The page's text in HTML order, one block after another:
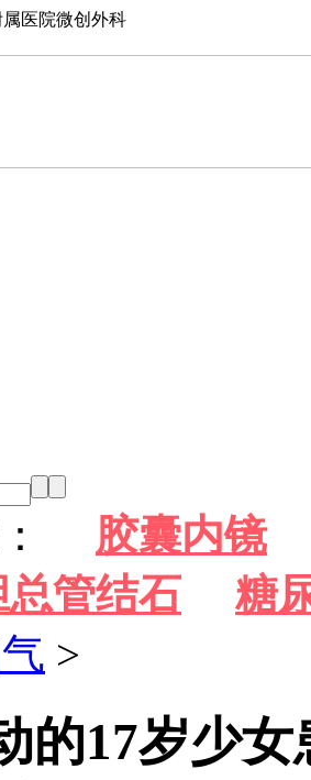
医院微创外科
： 胶囊内镜
总管结石
糖
>
的17岁少